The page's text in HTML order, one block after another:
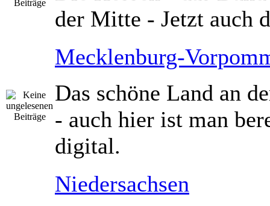
der Mitte - Jetzt auch
Mecklenburg-
Das schöne Land an
- auch hier ist man
digital.
Niedersachsen